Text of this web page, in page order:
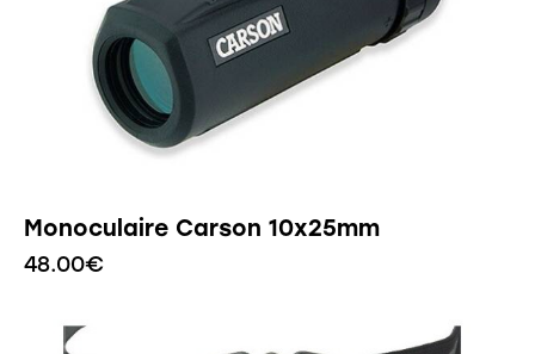
Monoculaire Carson 10x25mm
48.00€